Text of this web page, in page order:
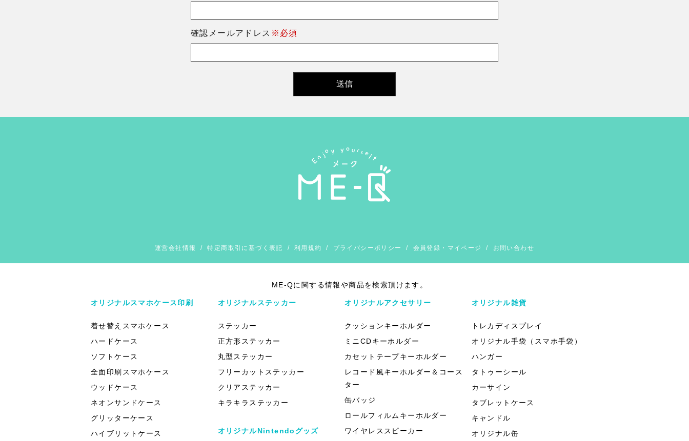
確認メールアドレス ※必須
運営会社情報 /特定商取引に基づく表記 / 利用規約 / プライバシーポリシー / 会員登録・マイページ / お問い合わせ
ME-Qに関する情報や商品を検索頂けます。
オリジナルスマホケース印刷
着せ替えスマホケース
ハードケース
ソフトケース
全面印刷スマホケース
ウッドケース
ネオンサンドケース
グリッターケース
ハイブリットケース
オリジナルステッカー
ステッカー
正方形ステッカー
丸型ステッカー
フリーカットステッカー
クリアステッカー
キラキラステッカー
オリジナルNintendoグッズ
オリジナルアクセサリー
クッションキーホルダー
ミニCDキーホルダー
カセットテープキーホルダー
レコード風キーホルダー＆コース
ター
缶バッジ
ロールフィルムキーホルダー
ワイヤレススピーカー
オリジナル雑貨
トレカディスプレイ
オリジナル手袋（スマホ手袋）
ハンガー
タトゥーシール
カーサイン
タブレットケース
キャンドル
オリジナル缶